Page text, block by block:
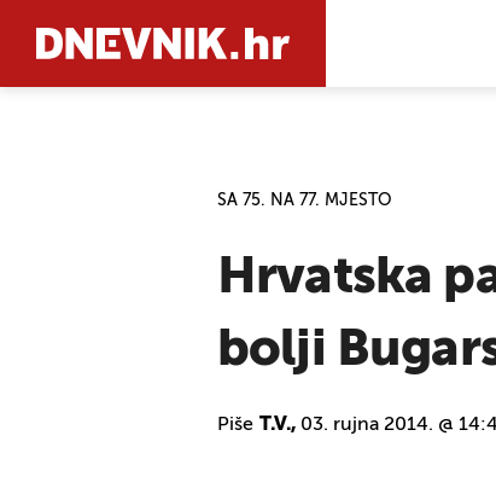
SA 75. NA 77. MJESTO
Hrvatska
bolji
Piše T.V., 03. rujna 2014. @